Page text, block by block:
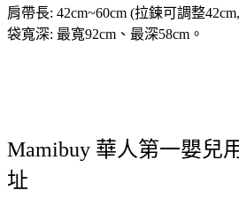
肩帶長: 42cm~60cm (拉鍊可調整
袋寬深: 最寬92cm、最深58cm。
Mamibuy 華人第一嬰兒
址